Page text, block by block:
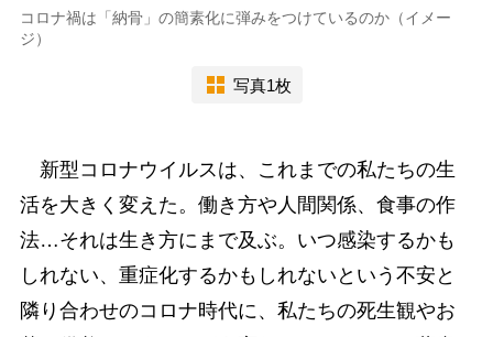
コロナ禍は「納骨」の簡素化に弾みをつけているのか（イメー
ジ）
写真1枚
新型コロナウイルスは、これまでの私たちの生
活を大きく変えた。働き方や人間関係、食事の作
法…それは生き方にまで及ぶ。いつ感染するかも
しれない、重症化するかもしれないという不安と
隣り合わせのコロナ時代に、私たちの死生観やお